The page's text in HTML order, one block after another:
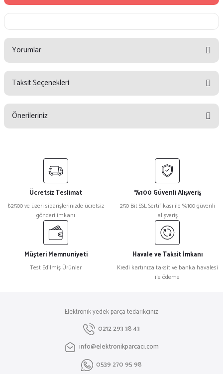
Yorumlar
Yorum Yaz
Taksit Seçenekleri
Önerileriniz
yetersiz gördüğünüz noktaları öneri formunu kullanarak tarafımıza
Görüş ve önerileriniz için teşekkür ederiz.
Ürün resmi kalitesiz, bozuk veya görüntülenemiyor.
Ürün açıklamasında eksik bilgiler bulunuyor.
Ürün bilgilerinde hatalar bulunuyor.
Ürün fiyatı diğer sitelerden daha pahalı.
Bu ürüne benzer farklı alternatifler olmalı.
Gönder
Ücretsiz Teslimat
₺2500 ve üzeri siparişlerinizde ücretsiz
gönderi imkanı
%100 Güvenli Alışveriş
250 Bit SSL Sertifikası ile %100 güvenli
alışveriş
Müşteri Memnuniyeti
Test Edilmiş Ürünler
Havale ve Taksit İmkanı
Kredi kartınıza taksit ve banka havalesi
ile ödeme
Elektronik yedek parça tedarikçiniz
0212 293 38 43
info@elektronikparcaci.com
0539 270 95 98